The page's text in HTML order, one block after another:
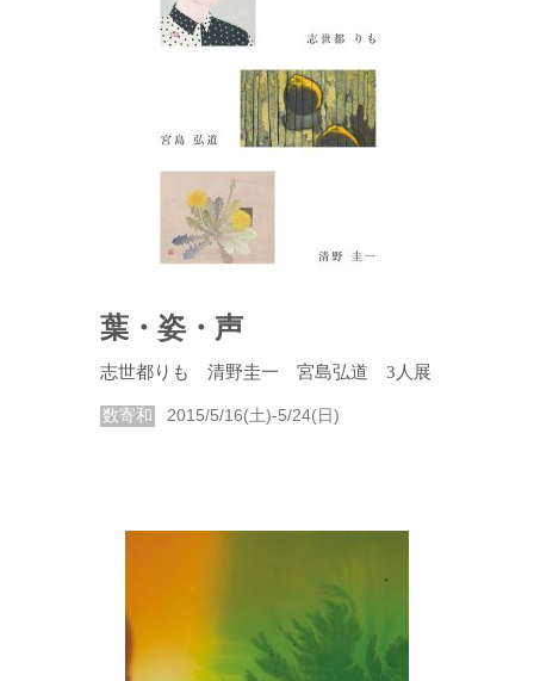
葉・姿・声
志世都りも 清野圭一 宮島弘道 3人展
数寄和 2015/5/16(土)-5/24(日)